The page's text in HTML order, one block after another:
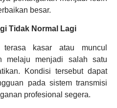
besar.
Tidak Normal Lagi
kasar atau muncul
melaju menjadi salah satu
Kondisi tersebut dapat
pada sistem transmisi
profesional segera.